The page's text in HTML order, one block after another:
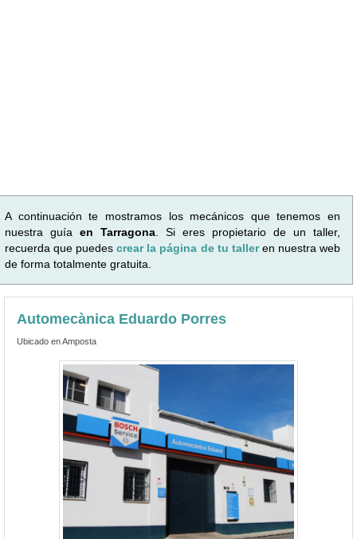
A continuación te mostramos los mecánicos que tenemos en
nuestra guía en Tarragona . Si eres propietario de un taller,
recuerda que puedescrear la página de tu talleren nuestra web
de forma totalmente gratuita.
Automecànica Eduardo Porres
Ubicado en Amposta